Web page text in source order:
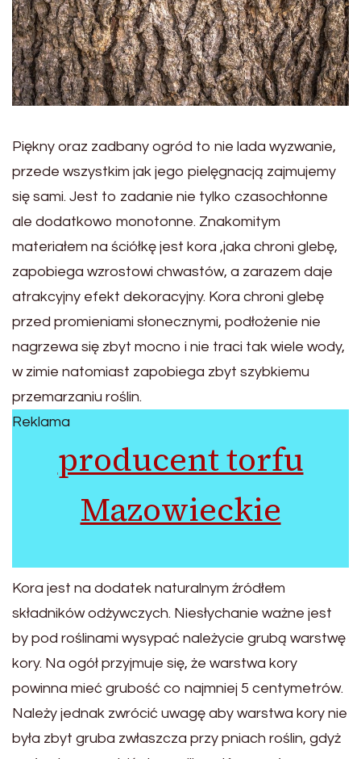
Piękny oraz zadbany ogród to nie lada wyzwanie,
przede wszystkim jak jego pielęgnacją zajmujemy
się sami. Jest to zadanie nie tylko czasochłonne
ale dodatkowo monotonne. Znakomitym
materiałem na ściółkę jest kora ,jaka chroni glebę,
zapobiega wzrostowi chwastów, a zarazem daje
atrakcyjny efekt dekoracyjny. Kora chroni glebę
przed promieniami słonecznymi, podłożenie nie
nagrzewa się zbyt mocno i nie traci tak wiele wody,
w zimie natomiast zapobiega zbyt szybkiemu
przemarzaniu roślin.
Reklama
producent torfu
Mazowieckie
Kora jest na dodatek naturalnym źródłem
składników odżywczych. Niesłychanie ważne jest
by pod roślinami wysypać należycie grubą warstwę
kory. Na ogół przyjmuje się, że warstwa kory
powinna mieć grubość co najmniej 5 centymetrów.
Należy jednak zwrócić uwagę aby warstwa kory nie
była zbyt gruba zwłaszcza przy pniach roślin, gdyż